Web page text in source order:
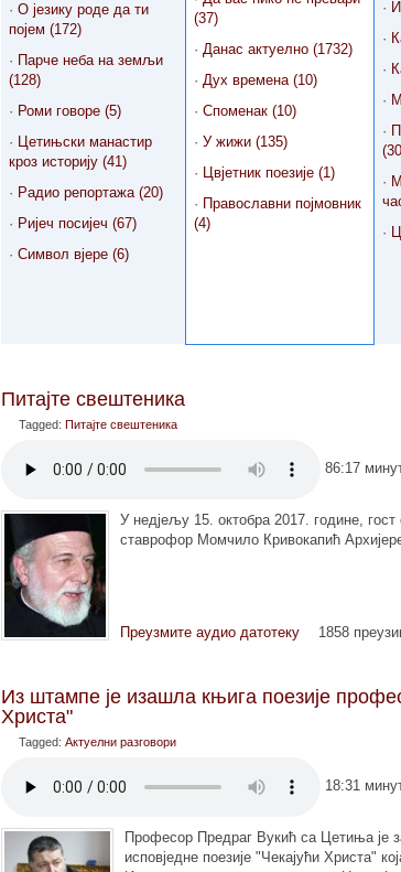
· О језику роде да ти
појем (172)
· Парче неба на земљи
(128)
· Роми говоре (5)
· Цетињски манастир
кроз историју (41)
· Радио репортажа (20)
· Ријеч посијеч (67)
· Символ вјере (6)
(37)
· Данас актуелно (1732)
· Дух времена (10)
· Споменак (10)
· У жижи (135)
· Цвјетник поезије (1)
· Православни појмовник
(4)
·
·
·
·
·
·
·
Питајте свештеника
Tagged: Питајте свештеника
86:17
У недјељу 15. октобра 2017. године, гост
ставрофор Момчило Кривокапић
Преузмите аудио датотеку 1858
Из штампе је изашла књига поезије
Христа"
Tagged: Актуелни разговори
18:31
Професор Предраг Вукић са Цетиња је
исповједне поезије "Чекајући Христа"